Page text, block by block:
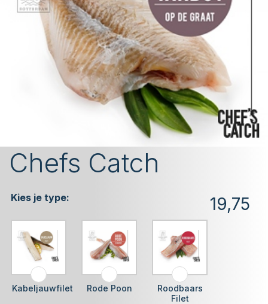
Chefs Catch
19,75
Kies je type:
Kabeljauwfilet Rode Poon
Roodbaars
Filet